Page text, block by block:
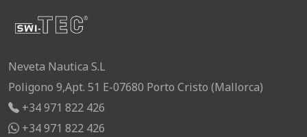
Neveta Nautica S.L
Poligono 9,Apt. 51 E-07680 Porto Cristo (Mallorca)
+34 971 822 426
+34 971 822 426